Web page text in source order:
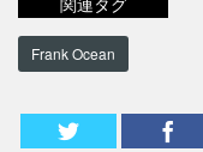
Frank Ocean